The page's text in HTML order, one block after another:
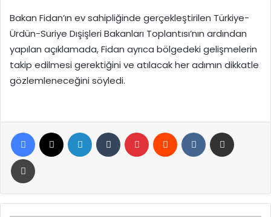
Bakan Fidan’ın ev sahipliğinde gerçekleştirilen Türkiye-
Ürdün-Suriye Dışişleri Bakanları Toplantısı’nın ardından
yapılan açıklamada, Fidan ayrıca bölgedeki gelişmelerin
takip edilmesi gerektiğini ve atılacak her adımın dikkatle
gözlemleneceğini söyledi.
Facebook LinkedIn Tumblr Pinterest Reddit VKontakte
Yazdır